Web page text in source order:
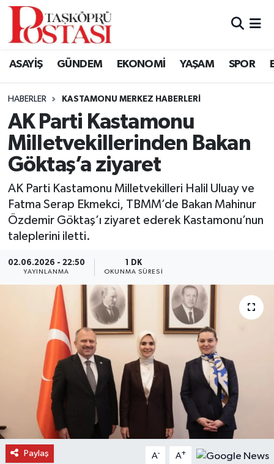
ASAYİŞ GÜNDEM EKONOMİ YAŞAM SPOR
HABERLER KASTAMONU MERKEZ HABERLERI
AK Parti Kastamonu
Milletvekillerinden Bakan
Göktaş’a ziyaret
AK Parti Kastamonu Milletvekilleri Halil Uluay ve
Fatma Serap Ekmekci, TBMM’de Bakan Mahinur
Özdemir Göktaş’ı ziyaret ederek Kastamonu’nun
taleplerini iletti.
02.06.2026 - 22:50
YAYINLANMA
1 DK
OKUNMA SÜRESI
Paylaş A- A+
Kastamonu Vefat Edenler
Araç Haberleri
Azdavay Haberleri
Bozkurt Haberleri
Çatalzeytin Haberleri
Cide Haberleri
Daday Haberleri
Devrekani Haberleri
Doğanyurt Haberleri
Hanönü Haberleri
İhsangazi Haberleri
İnebolu Haberleri